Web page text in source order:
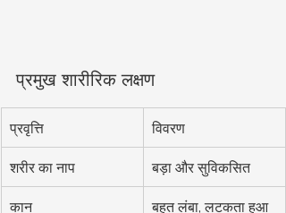
प्रमुख शारीरिक लक्षण
प्रवृत्ति विवरण
शरीर का नाप बड़ा और सुविकसित
कान
बहुत लंबा, लटकता हुआ